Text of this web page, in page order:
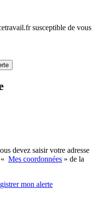
susceptible de vous
devez saisir votre adresse
Mes coordonnées » de la
mon alerte